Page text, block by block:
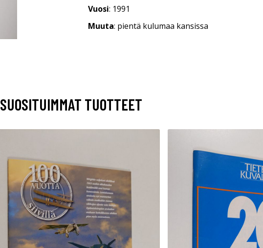
Vuosi: 1991
Muuta: pientä kulumaa kansissa
SUOSITUIMMAT TUOTTEET